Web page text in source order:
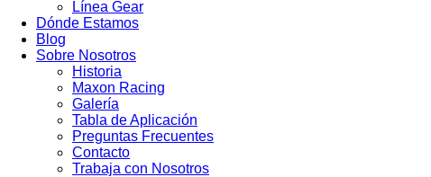
Línea Gear
Dónde Estamos
Blog
Sobre Nosotros
Historia
Maxon Racing
Galería
Tabla de Aplicación
Preguntas Frecuentes
Contacto
Trabaja con Nosotros